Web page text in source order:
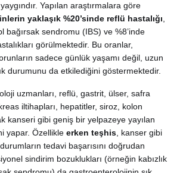
Yapılan araştırmalara göre
yaklaşık %20’sinde reflü hastalığı
bağırsak sendromu (IBS) ve %8’inde
görülmektedir. Bu oranlar,
sadece günlük yaşamı değil, uzun
durumunu da etkilediğini göstermektedir.
uzmanları, reflü, gastrit, ülser, safra
iltihapları, hepatitler, siroz, kolon
kanseri gibi geniş bir yelpazeye yayılan
yapar. Özellikleerken teşhis , kanser gibi
tedavi başarısını doğrudan
sindirim bozuklukları (örneğin kabızlık